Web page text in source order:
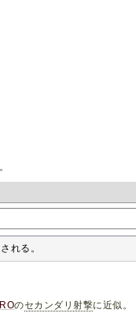
れる。
のセカンダリ射撃に近似。